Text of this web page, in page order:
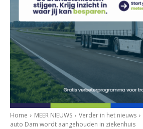
Home MEER NIEUWS Verder in het nieuws
auto Dam wordt aangehouden in ziekenhuis